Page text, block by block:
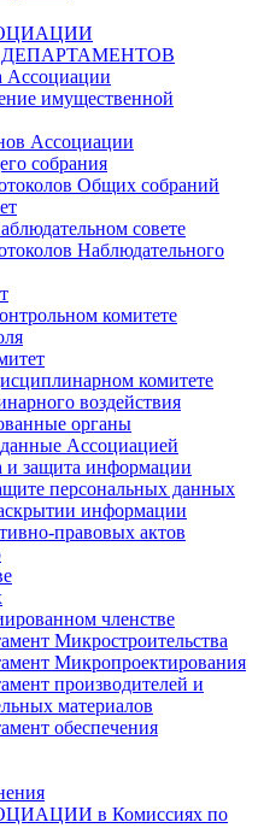
Ассоциации
имущественной
Ассоциации
собрания
Общих собраний
совете
Наблюдательного
комитете
комитете
воздействия
органы
Ассоциацией
и защита информации
персональных данных
информации
правовых актов
членстве
Микростроительства
Микропроектирования
производителей и
материалов
обеспечения
в Комиссиях по